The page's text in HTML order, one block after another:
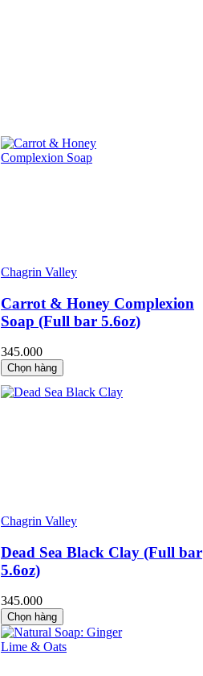
Chagrin Valley
Carrot & Honey Complexion
Soap (Full bar 5.6oz)
345.000
Chọn hàng
Chagrin Valley
Dead Sea Black Clay (Full bar
5.6oz)
345.000
Chọn hàng